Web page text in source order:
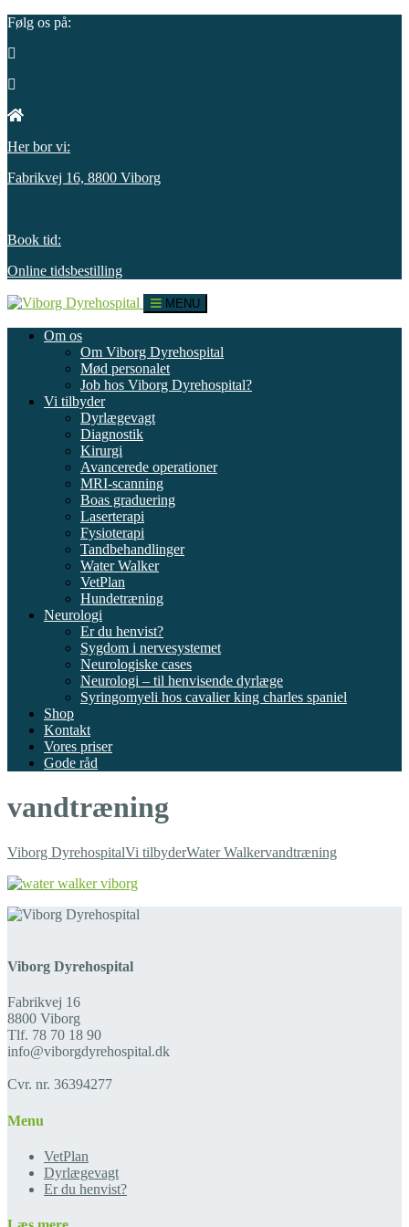
Følg os på:
Her bor vi:
Fabrikvej 16, 8800 Viborg
Book tid:
Online tidsbestilling
MENU
Om os
Om Viborg Dyrehospital
Mød personalet
Job hos Viborg Dyrehospital?
Vi tilbyder
Dyrlægevagt
Diagnostik
Kirurgi
Avancerede operationer
MRI-scanning
Boas graduering
Laserterapi
Fysioterapi
Tandbehandlinger
Water Walker
VetPlan
Hundetræning
Neurologi
Er du henvist?
Sygdom i nervesystemet
Neurologiske cases
Neurologi – til henvisende dyrlæge
Syringomyeli hos cavalier king charles spaniel
Shop
Kontakt
Vores priser
Gode råd
vandtræning
Viborg DyrehospitalVi tilbyderWater Walkervandtræning
Viborg Dyrehospital
Fabrikvej 16
8800 Viborg
Tlf. 78 70 18 90
info@viborgdyrehospital.dk
Cvr. nr. 36394277
Menu
VetPlan
Dyrlægevagt
Er du henvist?